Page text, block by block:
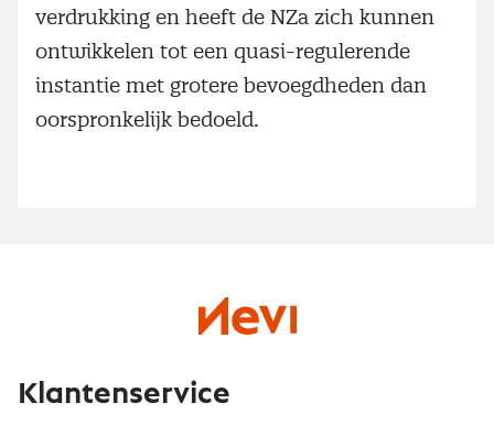
verdrukking en heeft de NZa zich kunnen
ontwikkelen tot een quasi-regulerende
instantie met grotere bevoegdheden dan
oorspronkelijk bedoeld.
Klantenservice